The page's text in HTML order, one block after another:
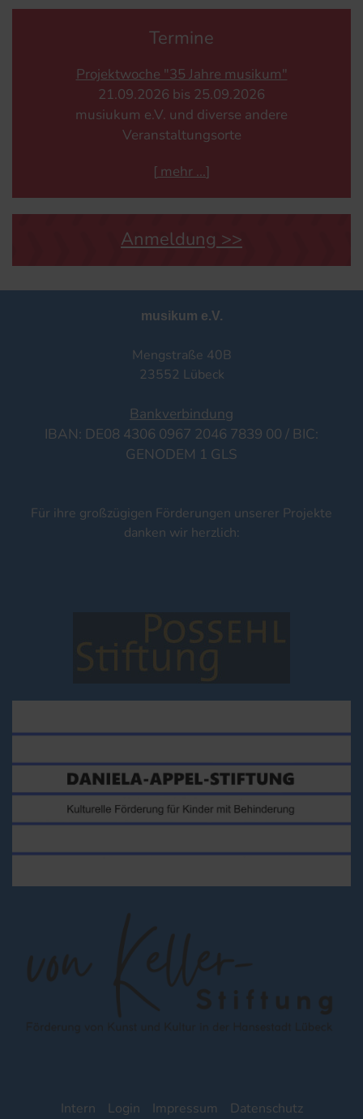
Termine
Projektwoche "35 Jahre musikum"
21.​09.​2026 bis 25.​09.​2026
musiukum e.V. und diverse andere
Veranstaltungsorte
[ mehr ]
Anmeldung >>
musikum e.V.
Mengstraße 40B
23552 Lübeck
Bankverbindung
IBAN: DE08 4306 0967 2046 7839 00 / BIC:
GENODEM 1 GLS
Für ihre großzügigen Förderungen unserer Projekte
danken wir herzlich:
Intern Login Impressum Datenschutz